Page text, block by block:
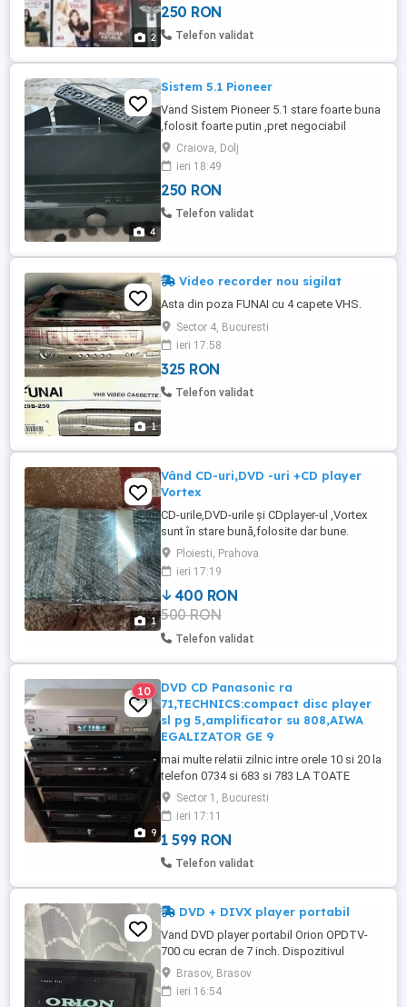
2
nu este negociabil.
250 RON
Telefon validat
4
Sistem 5.1 Pioneer
Vand Sistem Pioneer 5.1 stare foarte buna
,folosit foarte putin ,pret negociabil
Craiova, Dolj
ieri 18:49
250 RON
Telefon validat
1
Video recorder nou sigilat
Asta din poza FUNAI cu 4 capete VHS.
Sector 4, Bucuresti
ieri 17:58
325 RON
Telefon validat
1
Vând CD-uri,DVD -uri +CD player
Vortex
CD-urile,DVD-urile și CDplayer-ul ,Vortex
sunt în stare bună,folosite dar bune.
Desene animate clasice,filme de
animație,cd-uri educaționale cd player-ul
funcțional împreună cu telecomanda.
Ploiesti, Prahova
ieri 17:19
400 RON
500 RON
Telefon validat
9
10
DVD CD Panasonic ra
71,TECHNICS:compact disc player
sl pg 5,amplificator su 808,AIWA
EGALIZATOR GE 9
mai multe relatii zilnic intre orele 10 si 20 la
telefon 0734 si 683 si 783 LA TOATE
APARATELE PRIMITI CABLUL DE
ALIMENTARE ORIGINAL SI PROSPECT DE
UTILIZARE URMEAZA O SERIE DE
PRODUSE TECHNICS SI PANASONIC
MADE IN JAPAN ORIGINALE,UNELE
Citiți vă rog tot enuntul ...
Sector 1, Bucuresti
ieri 17:11
1 599 RON
Telefon validat
DVD + DIVX player portabil
Vand DVD player portabil Orion OPDTV-
700 cu ecran de 7 inch. Dispozitivul
include un tuner TV și vine cu 300 de jocuri
preinstalate. Ecranul este rotativ la 180 de
grade, oferind portabilitate completă.
Brasov, Brasov
ieri 16:54